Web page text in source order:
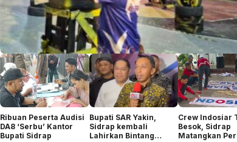
Ribuan Peserta Audisi
DA8 ‘Serbu’ Kantor
Bupati Sidrap
Bupati SAR Yakin,
Sidrap kembali
Lahirkan Bintang
Crew Indosiar
Besok, Sidrap
Matangkan